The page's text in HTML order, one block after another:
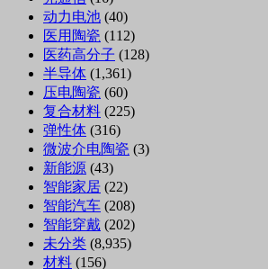
动力电池 (40)
医用陶瓷 (112)
医药高分子 (128)
半导体 (1,361)
压电陶瓷 (60)
复合材料 (225)
弹性体 (316)
微波介电陶瓷 (3)
新能源 (43)
智能家居 (22)
智能汽车 (208)
智能穿戴 (202)
未分类 (8,935)
材料 (156)